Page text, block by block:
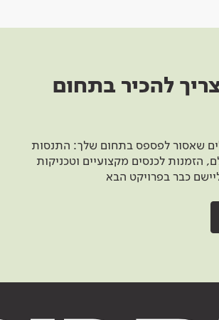
להכיר בתחום
שאסור לפספס בתחום שלך: התנסות
הזמנות לכנסים מקצועיים וטכניקות
כבר בפרויקט הבא